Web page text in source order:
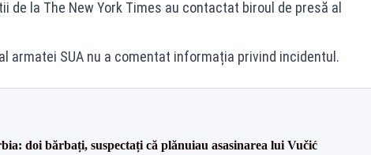
de la The New York Times au contactat biroul de presă al
armatei SUA nu a comentat informația privind incidentul.
doi bărbați, suspectați că plănuiau asasinarea lui Vučić